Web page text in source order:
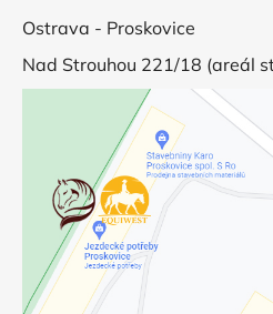
Ostrava - Proskovice
Nad Strouhou 221/18 (areál